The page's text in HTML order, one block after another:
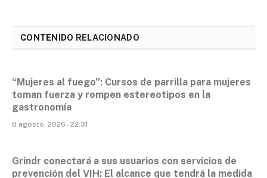
CONTENIDO RELACIONADO
“Mujeres al fuego”: Cursos de parrilla para mujeres
toman fuerza y rompen estereotipos en la
gastronomía
8 agosto, 2026 - 22:31
Grindr conectará a sus usuarios con servicios de
prevención del VIH: El alcance que tendrá la medida